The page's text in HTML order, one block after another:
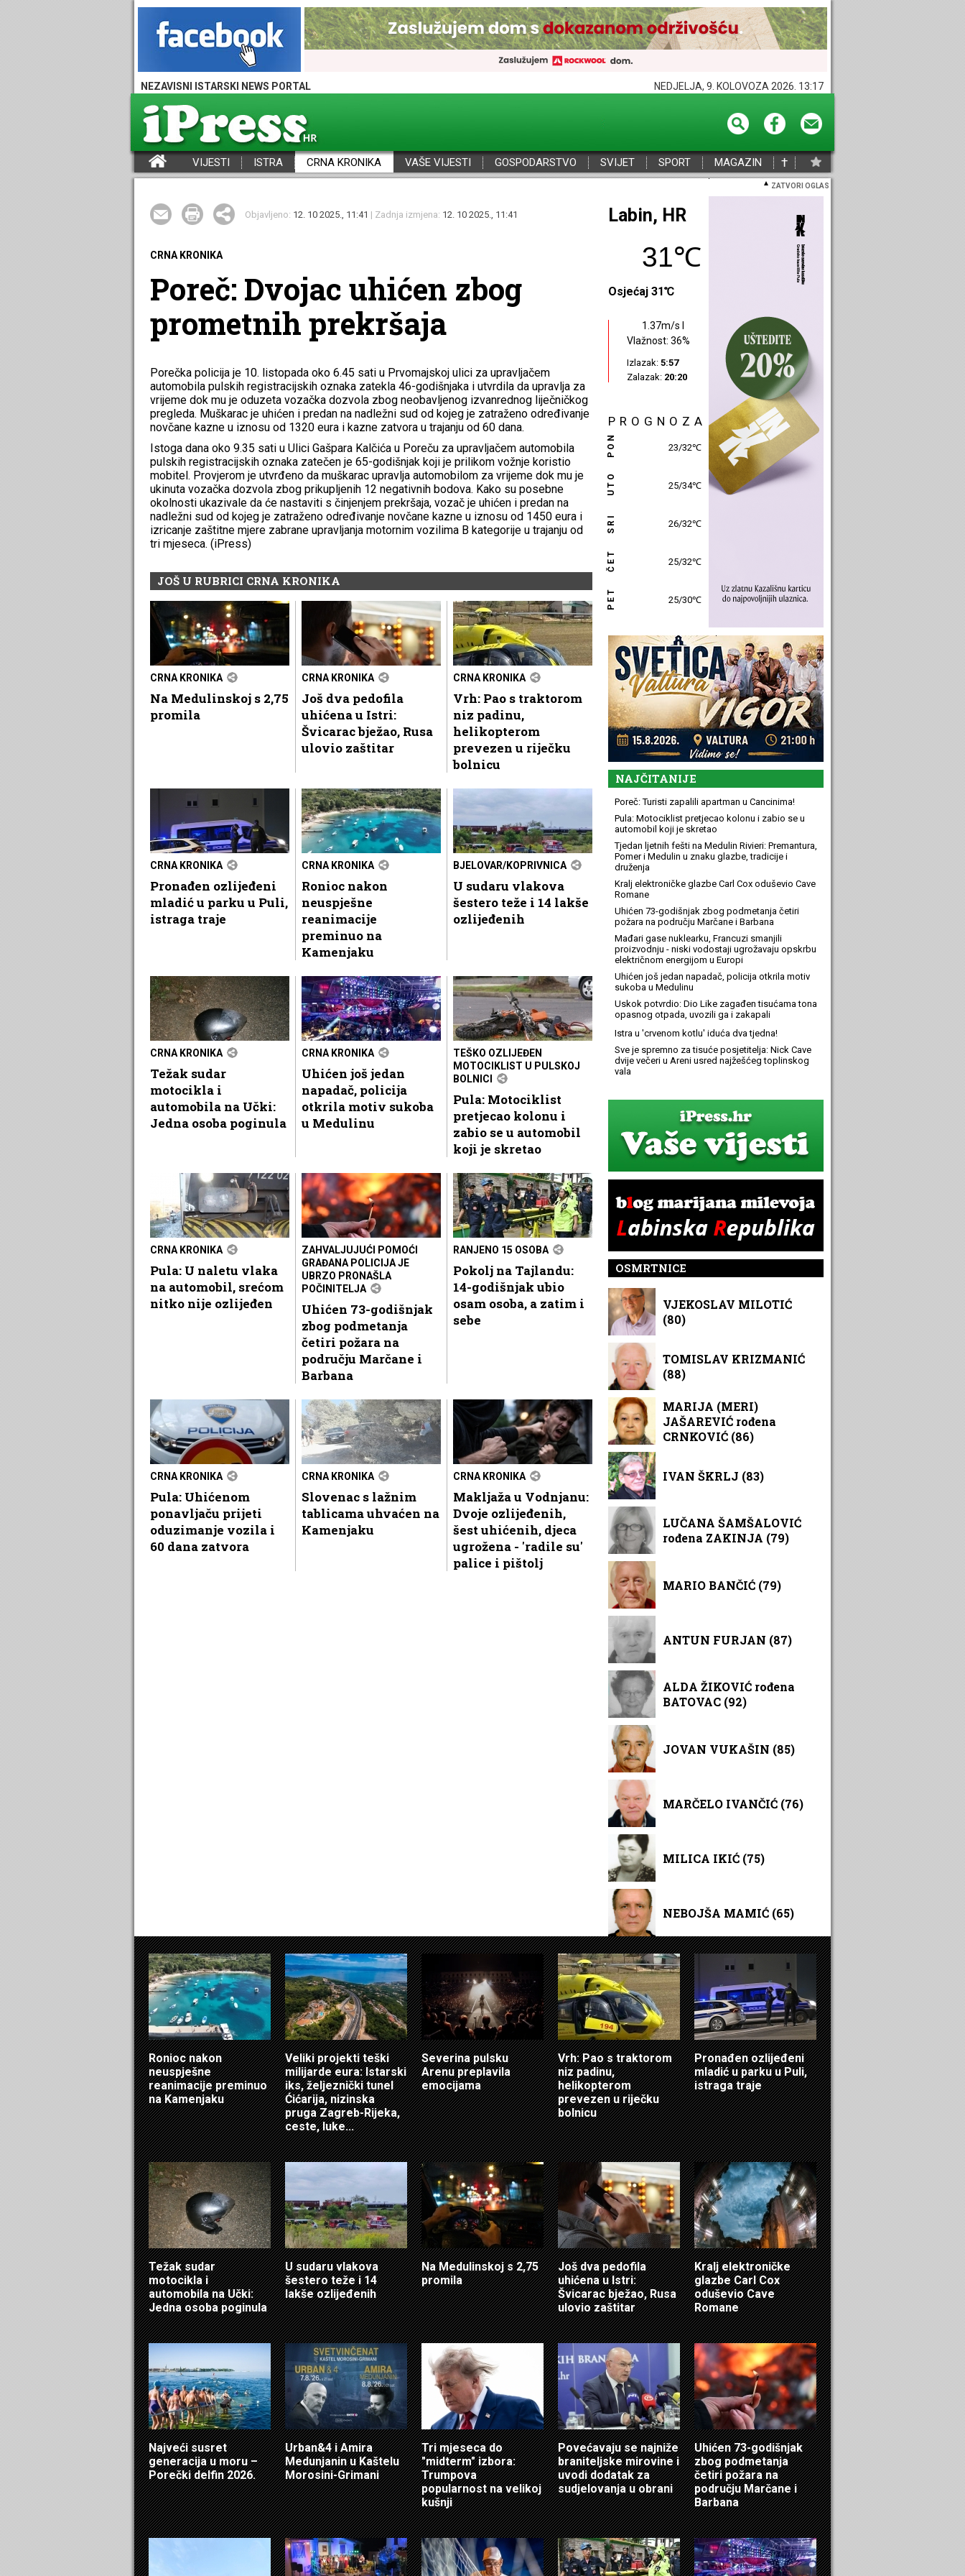
NEZAVISNI ISTARSKI NEWS PORTAL NEDJELJA, 9. KOLOVOZA 2026. 13:17
VIJESTI ISTRA CRNA KRONIKA VAŠE VIJESTI GOSPODARSTVO SVIJET SPORT MAGAZIN †
ZATVORI OGLAS
Objavljeno: 12. 10 2025., 11:41 | Zadnja izmjena: 12. 10 2025., 11:41
CRNA KRONIKA
Poreč: Dvojac uhićen zbog
prometnih prekršaja
Porečka policija je 10. listopada oko 6.45 sati u Prvomajskoj ulici za upravljačem
automobila pulskih registracijskih oznaka zatekla 46-godišnjaka i utvrdila da upravlja za
vrijeme dok mu je oduzeta vozačka dozvola zbog neobavljenog izvanrednog liječničkog
pregleda. Muškarac je uhićen i predan na nadležni sud od kojeg je zatraženo određivanje
novčane kazne u iznosu od 1320 eura i kazne zatvora u trajanju od 60 dana.
Istoga dana oko 9.35 sati u Ulici Gašpara Kalčića u Poreču za upravljačem automobila
pulskih registracijskih oznaka zatečen je 65-godišnjak koji je prilikom vožnje koristio
mobitel. Provjerom je utvrđeno da muškarac upravlja automobilom za vrijeme dok mu je
ukinuta vozačka dozvola zbog prikupljenih 12 negativnih bodova. Kako su posebne
okolnosti ukazivale da će nastaviti s činjenjem prekršaja, vozač je uhićen i predan na
nadležni sud od kojeg je zatraženo određivanje novčane kazne u iznosu od 1450 eura i
izricanje zaštitne mjere zabrane upravljanja motornim vozilima B kategorije u trajanju od
tri mjeseca. (iPress)
JOŠ U RUBRICI CRNA KRONIKA
CRNA KRONIKA
Na Medulinskoj s 2,75
promila
CRNA KRONIKA
Još dva pedofila
uhićena u Istri:
Švicarac bježao, Rusa
ulovio zaštitar
CRNA KRONIKA
Vrh: Pao s traktorom
niz padinu,
helikopterom
prevezen u riječku
bolnicu
CRNA KRONIKA
Pronađen ozlijeđeni
mladić u parku u Puli,
istraga traje
CRNA KRONIKA
Ronioc nakon
neuspješne
reanimacije
preminuo na
Kamenjaku
BJELOVAR/KOPRIVNICA
U sudaru vlakova
šestero teže i 14 lakše
ozlijeđenih
CRNA KRONIKA
Težak sudar
motocikla i
automobila na Učki:
Jedna osoba poginula
CRNA KRONIKA
Uhićen još jedan
napadač, policija
otkrila motiv sukoba
u Medulinu
TEŠKO OZLIJEĐEN
MOTOCIKLIST U PULSKOJ
BOLNICI
Pula: Motociklist
pretjecao kolonu i
zabio se u automobil
koji je skretao
CRNA KRONIKA
Pula: U naletu vlaka
na automobil, srećom
nitko nije ozlijeđen
ZAHVALJUJUĆI POMOĆI
GRAĐANA POLICIJA JE
UBRZO PRONAŠLA
POČINITELJA
Uhićen 73-godišnjak
zbog podmetanja
četiri požara na
području Marčane i
Barbana
RANJENO 15 OSOBA
Pokolj na Tajlandu:
14-godišnjak ubio
osam osoba, a zatim i
sebe
CRNA KRONIKA
Pula: Uhićenom
ponavljaču prijeti
oduzimanje vozila i
60 dana zatvora
CRNA KRONIKA
Slovenac s lažnim
tablicama uhvaćen na
Kamenjaku
CRNA KRONIKA
Makljaža u Vodnjanu:
Dvoje ozlijeđenih,
šest uhićenih, djeca
ugrožena - 'radile su'
palice i pištolj
Poreč, HR
28℃
Osjećaj 28℃
3.22m/s Z
Vlažnost: 44%
Izlazak: 5:59
Zalazak: 20:23
PROGNOZA
PON 27/30℃
UTO 26/32℃
SRI 27/31℃
ČET 26/32℃
PET 26/31℃
NAJČITANIJE
Poreč: Turisti zapalili apartman u Cancinima!
Pula: Motociklist pretjecao kolonu i zabio se u
automobil koji je skretao
Tjedan ljetnih fešti na Medulin Rivieri: Premantura,
Pomer i Medulin u znaku glazbe, tradicije i
druženja
Kralj elektroničke glazbe Carl Cox oduševio Cave
Romane
Uhićen 73-godišnjak zbog podmetanja četiri
požara na području Marčane i Barbana
Mađari gase nuklearku, Francuzi smanjili
proizvodnju - niski vodostaji ugrožavaju opskrbu
električnom energijom u Europi
Uhićen još jedan napadač, policija otkrila motiv
sukoba u Medulinu
Uskok potvrdio: Dio Like zagađen tisućama tona
opasnog otpada, uvozili ga i zakapali
Istra u 'crvenom kotlu' iduća dva tjedna!
Sve je spremno za tisuće posjetitelja: Nick Cave
dvije večeri u Areni usred najžešćeg toplinskog
vala
OSMRTNICE
VJEKOSLAV MILOTIĆ
(80)
TOMISLAV KRIZMANIĆ
(88)
MARIJA (MERI)
JAŠAREVIĆ rođena
CRNKOVIĆ (86)
IVAN ŠKRLJ (83)
LUČANA ŠAMŠALOVIĆ
rođena ZAKINJA (79)
MARIO BANČIĆ (79)
ANTUN FURJAN (87)
ALDA ŽIKOVIĆ rođena
BATOVAC (92)
JOVAN VUKAŠIN (85)
MARČELO IVANČIĆ (76)
MILICA IKIĆ (75)
NEBOJŠA MAMIĆ (65)
Ronioc nakon
neuspješne
reanimacije preminuo
na Kamenjaku
Veliki projekti teški
milijarde eura: Istarski
iks, željeznički tunel
Ćićarija, nizinska
pruga Zagreb-Rijeka,
ceste, luke...
Severina pulsku
Arenu preplavila
emocijama
Vrh: Pao s traktorom
niz padinu,
helikopterom
prevezen u riječku
bolnicu
Pronađen ozlijeđeni
mladić u parku u Puli,
istraga traje
Težak sudar
motocikla i
automobila na Učki:
Jedna osoba poginula
U sudaru vlakova
šestero teže i 14
lakše ozlijeđenih
Na Medulinskoj s 2,75
promila
Još dva pedofila
uhićena u Istri:
Švicarac bježao, Rusa
ulovio zaštitar
Kralj elektroničke
glazbe Carl Cox
oduševio Cave
Romane
Najveći susret
generacija u moru –
Porečki delfin 2026.
Urban&4 i Amira
Medunjanin u Kaštelu
Morosini-Grimani
Tri mjeseca do
"midterm" izbora:
Trumpova
popularnost na velikoj
kušnji
Povećavaju se najniže
braniteljske mirovine i
uvodi dodatak za
sudjelovanja u obrani
Uhićen 73-godišnjak
zbog podmetanja
četiri požara na
području Marčane i
Barbana